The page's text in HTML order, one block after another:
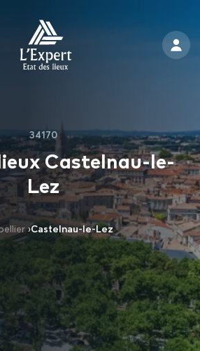
34170
Castelnau-le-
Lez
›Castelnau-le-Lez